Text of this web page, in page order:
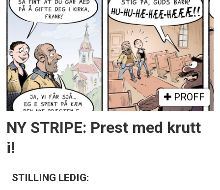
PROFF
NY STRIPE: Prest med krutt
i!
STILLING LEDIG: